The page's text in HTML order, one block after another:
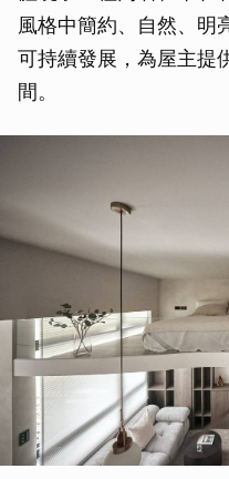
風格中簡約、自然、明
可持續發展，為屋主提
間。